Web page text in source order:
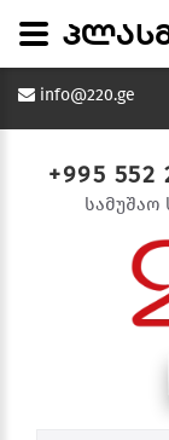
info@220.ge
+995 552
სამუშაო